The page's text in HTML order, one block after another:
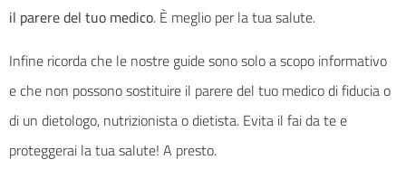
il parere del tuo medico. È meglio per la tua salute.
Infine ricorda che le nostre guide sono solo a scopo informativo
e che non possono sostituire il parere del tuo medico di fiducia o
di un dietologo, nutrizionista o dietista. Evita il fai da te e
proteggerai la tua salute! A presto.